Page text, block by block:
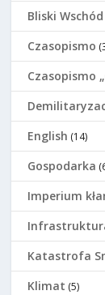
Bliski Wschód
Czasopismo
Czasopismo
English (14)
Gospodarka
Imperium
Katastrofa
Klimat (5)